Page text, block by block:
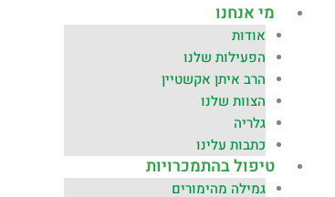
מי אנחנו
אודות
הפעילות שלנו
הרב איתן אקשטיין
הצוות שלנו
גלריה
כתבות עלינו
טיפול בהתמכרויות
גמילה מהימורים